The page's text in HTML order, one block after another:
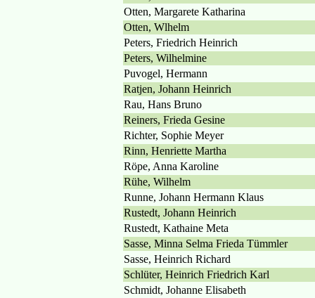
Otten, Margarete Katharina
Otten, Wlhelm
Peters, Friedrich Heinrich
Peters, Wilhelmine
Puvogel, Hermann
Ratjen, Johann Heinrich
Rau, Hans Bruno
Reiners, Frieda Gesine
Richter, Sophie Meyer
Rinn, Henriette Martha
Röpe, Anna Karoline
Rühe, Wilhelm
Runne, Johann Hermann Klaus
Rustedt, Johann Heinrich
Rustedt, Kathaine Meta
Sasse, Minna Selma Frieda Tümmler
Sasse, Heinrich Richard
Schlüter, Heinrich Friedrich Karl
Schmidt, Johanne Elisabeth